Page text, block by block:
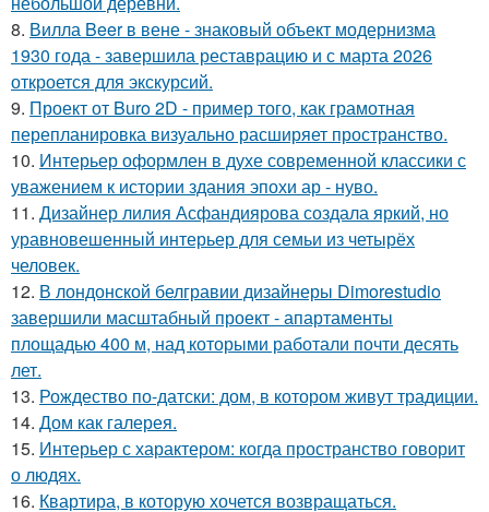
8. Вилла Beer в вене - знаковый объект модернизма
1930 года - завершила реставрацию и с марта 2026
откроется для экскурсий.
9. Проект от Buro 2D - пример того, как грамотная
перепланировка визуально расширяет пространство.
10. Интерьер оформлен в духе современной классики с
уважением к истории здания эпохи ар - нуво.
11. Дизайнер лилия Асфандиярова создала яркий, но
уравновешенный интерьер для семьи из четырёх
человек.
12. В лондонской белгравии дизайнеры Dimorestudio
завершили масштабный проект - апартаменты
площадью 400 м, над которыми работали почти десять
лет.
13. Рождество по-датски: дом, в котором живут традиции.
14. Дом как галерея.
15. Интерьер с характером: когда пространство говорит
о людях.
16. Квартира, в которую хочется возвращаться.